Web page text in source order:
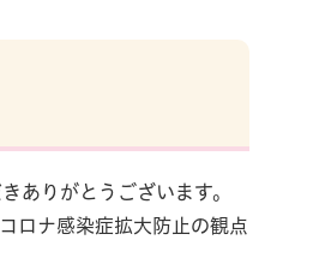
ありがとうございます。
ロナ感染症拡大防止の観点